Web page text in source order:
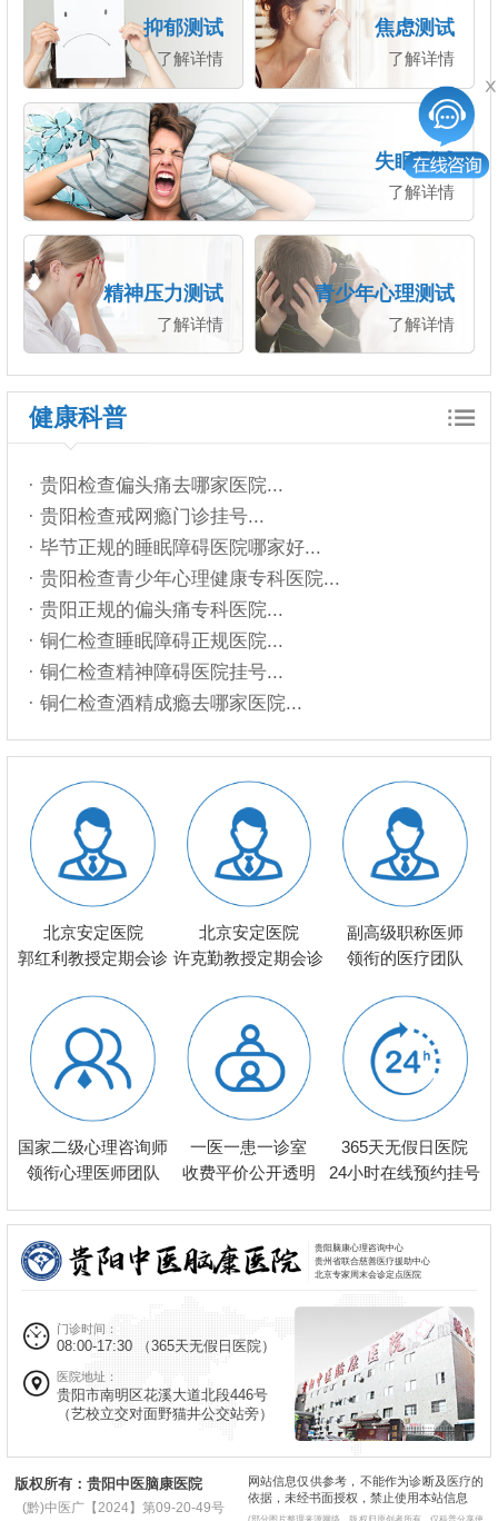
抑郁测试
了解详情
焦虑测试
了解详情
失眠测试
了解详情
精神压力测试
了解详情
青少年心理测试
了解详情
健康科普
· 贵阳检查偏头痛去哪家医院...
· 贵阳检查戒网瘾门诊挂号...
· 毕节正规的睡眠障碍医院哪家好...
· 贵阳检查青少年心理健康专科医院...
· 贵阳正规的偏头痛专科医院...
· 铜仁检查睡眠障碍正规医院...
· 铜仁检查精神障碍医院挂号...
· 铜仁检查酒精成瘾去哪家医院...
北京安定医院
郭红利教授定期会诊
北京安定医院
许克勤教授定期会诊
副高级职称医师
领衔的医疗团队
国家二级心理咨询师
领衔心理医师团队
一医一患一诊室
收费平价公开透明
365天无假日医院
24小时在线预约挂号
贵阳脑康心理咨询中心
贵州省联合慈善医疗援助中心
北京专家周末会诊定点医院
门诊时间：
08:00-17:30 （365天无假日医院）
医院地址：
贵阳市南明区花溪大道北段446号
（艺校立交对面野猫井公交站旁）
版权所有：贵阳中医脑康医院
(黔)中医广【2024】第09-20-49号
网站信息仅供参考，不能作为诊断及医疗的
依据，未经书面授权，禁止使用本站信息